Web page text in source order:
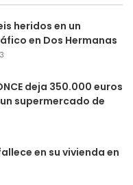
heridos en un
en Dos Hermanas
deja 350.000 euros
supermercado de
en su vivienda en